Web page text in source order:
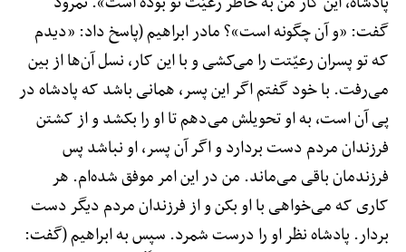
گفت: «و آن چگونه است»؟ مادر ابراهیم (پاسخ داد: «دیدم
که تو پسران رعیّتت را می‌کشی و با این کار، نسل آن‌ها از بین
می‌رفت. با خود گفتم اگر این پسر، همانی باشد که پادشاه در
پی آن است، به او تحویلش می‌دهم تا او را بکشد و از کشتن
فرزندان مردم دست بردارد و اگر آن پسر، او نباشد پس
فرزندمان باقی می‌ماند. من در این امر موفق شده‌ام. هر
کاری که می‌خواهی با او بکن و از فرزندان مردم دیگر دست
بردار. پادشاه نظر او را درست شمرد. سپس به ابراهیم (گفت: